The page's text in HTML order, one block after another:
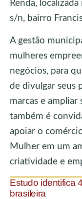
Renda,
s/n, bairro
A gestão
mulheres
negócios, para
de divulgar seus
marcas e ampliar
também é
apoiar o
Mulher em um
criatividade e
Estudo identifica
brasileira